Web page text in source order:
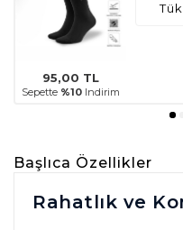
95,00 TL
Sepette %10Indirim
Başlıca Özellikler
Rahatlık ve